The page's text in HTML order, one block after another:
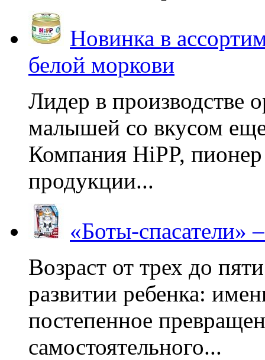
Новинка в
белой моркови
Лидер в производстве
малышей со вкусом
Компания HiPP, пионер
продукции...
«Боты-спасатели»
Возраст от трех до
развитии ребенка:
постепенное
самостоятельного...